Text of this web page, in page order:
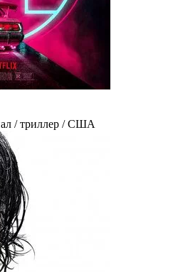
/ триллер / США